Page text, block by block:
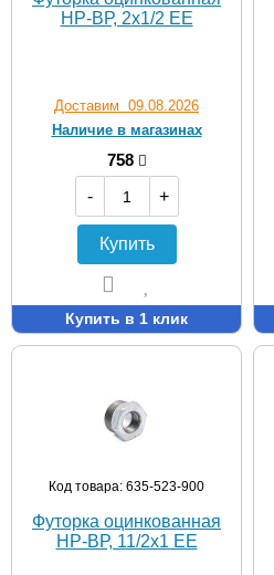
НР-ВР, 2х1/2 EE
Доставим 09.08.2026
Наличие в магазинах
758
-
+
Купить
Купить в 1 клик
Код товара: 635-523-900
Футорка оцинкованная
НР-ВР, 11/2х1 EE